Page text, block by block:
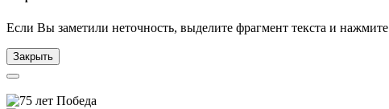
Если Вы заметили неточность, выделите фрагмент текста и нажмите
Закрыть